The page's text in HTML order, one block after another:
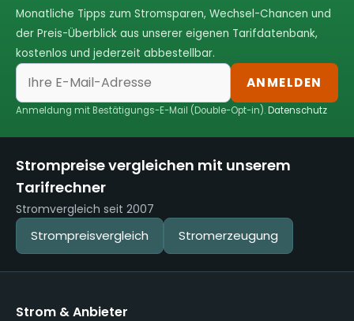
Monatliche Tipps zum Stromsparen, Wechsel-Chancen und
der Preis-Überblick aus unserer eigenen Tarifdatenbank,
kostenlos und jederzeit abbestellbar.
ANMELDEN
Anmeldung mit Bestätigungs-E-Mail (Double-Opt-in).Datenschutz
Strompreise vergleichen mit unserem
Tarifrechner
Stromvergleich seit 2007
Strompreisvergleich Stromerzeugung
Strom & Anbieter